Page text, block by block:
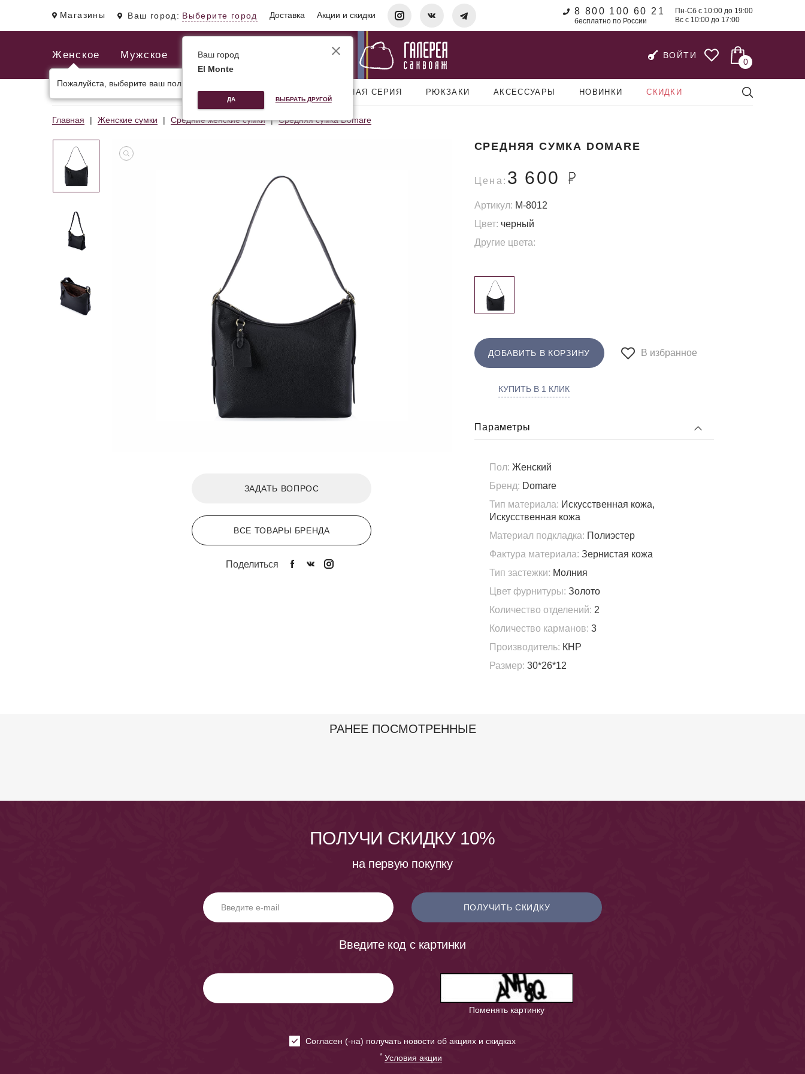
Магазины Ваш город: Выберите город Доставка Акции и скидки 8 800 100 60 21
бесплатно по России
Пн-Сб с 10:00 до 19:00
Вс с 10:00 до 17:00
Женское Мужское
Пожалуйста, выберите ваш пол.
ВОЙТИ
0
МУЖСКИЕ И ДЕЛОВЫЕ СУМКИ ДОРОЖНАЯ СЕРИЯ РЮКЗАКИ АКСЕССУАРЫ НОВИНКИ СКИДКИ
Главная Женские сумки Средние женские сумки Средняя сумка Domare
ЗАДАТЬ ВОПРОС
ВСЕ ТОВАРЫ БРЕНДА
Поделиться
СРЕДНЯЯ СУМКА DOMARE
Цена: 3 600
Артикул: M-8012
Цвет: черный
Другие цвета:
ДОБАВИТЬ В КОРЗИНУ В избранное
КУПИТЬ В 1 КЛИК
Параметры
Пол: Женский
Бренд: Domare
Тип материала: Искусственная кожа,
Искусственная кожа
Материал подкладка: Полиэстер
Фактура материала: Зернистая кожа
Тип застежки: Молния
Цвет фурнитуры: Золото
Количество отделений: 2
Количество карманов: 3
Производитель: КНР
Размер: 30*26*12
РАНЕЕ ПОСМОТРЕННЫЕ
ПОЛУЧИ СКИДКУ 10%
на первую покупку
ПОЛУЧИТЬ СКИДКУ
Введите код с картинки
Поменять картинку
Cогласен (-на) получать новости об акциях и скидках
* Условия акции
Ваш город
El Monte
ДА ВЫБРАТЬ ДРУГОЙ